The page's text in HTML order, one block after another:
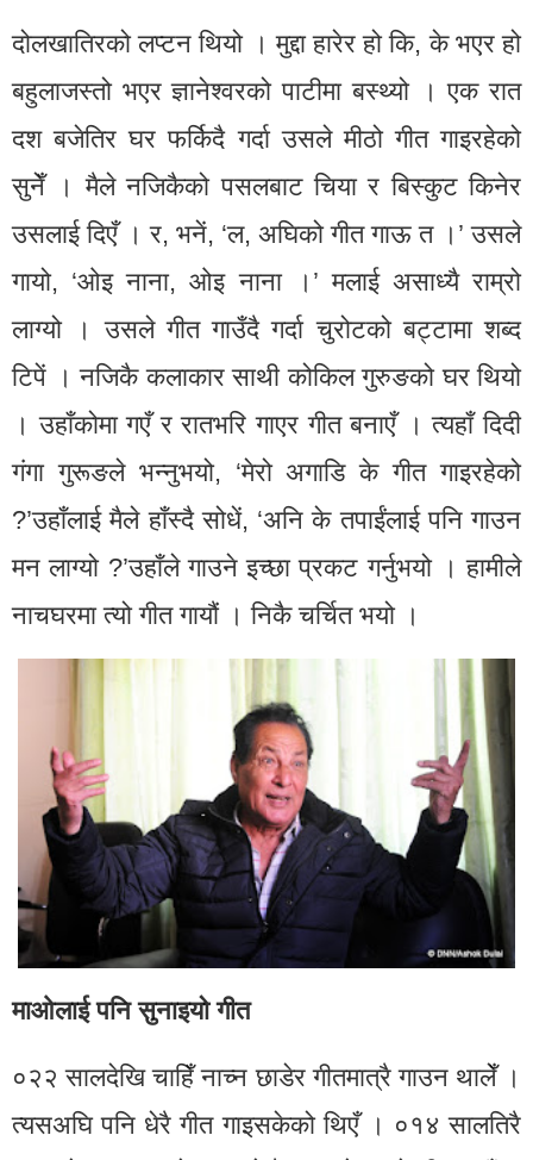
दोलखातिरको लप्टन थियो । मुद्दा हारेर हो कि, के भएर हो
बहुलाजस्तो भएर ज्ञानेश्वरको पाटीमा बस्थ्यो । एक रात
दश बजेतिर घर फर्किदै गर्दा उसले मीठो गीत गाइरहेको
सुनेँ । मैले नजिकैको पसलबाट चिया र बिस्कुट किनेर
उसलाई दिएँ । र, भनें, ‘ल, अघिको गीत गाऊ त ।’ उसले
गायो, ‘ओइ नाना, ओइ नाना ।’ मलाई असाध्यै राम्रो
लाग्यो । उसले गीत गाउँदै गर्दा चुरोटको बट्टामा शब्द
टिपें । नजिकै कलाकार साथी कोकिल गुरुङको घर थियो
। उहाँकोमा गएँ र रातभरि गाएर गीत बनाएँ । त्यहाँ दिदी
गंगा गुरूङले भन्नुभयो, ‘मेरो अगाडि के गीत गाइरहेको
?’उहाँलाई मैले हाँस्दै सोधें, ‘अनि के तपाईंलाई पनि गाउन
मन लाग्यो ?’उहाँले गाउने इच्छा प्रकट गर्नुभयो । हामीले
नाचघरमा त्यो गीत गायौं । निकै चर्चित भयो ।
माओलाई पनि सुनाइयो गीत
०२२ सालदेखि चाहिँ नाच्न छाडेर गीतमात्रै गाउन थालेँ ।
त्यसअघि पनि धेरै गीत गाइसकेको थिएँ । ०१४ सालतिरै